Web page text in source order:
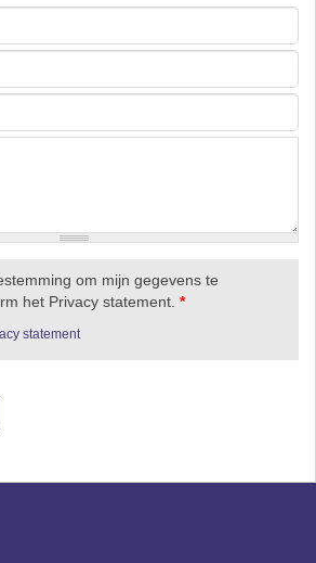
om mijn gegevens te
het Privacy statement. *
statement